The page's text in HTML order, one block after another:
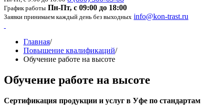
График работы Пн-Пт, с 09:00 до 18:00
Заявки принимаем каждый день без выходных info@kon-trast.ru
Главная/
Повышение квалификаций/
Обучение работе на высоте
Обучение работе на высоте
Сертификация продукции и услуг в Уфе по стандартам